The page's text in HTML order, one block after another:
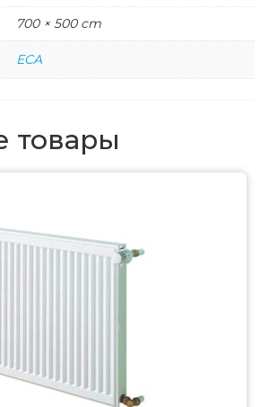
700 × 500 cm
ECA
товары